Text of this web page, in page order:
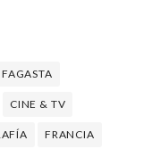
CINE & TV
FRANCIA